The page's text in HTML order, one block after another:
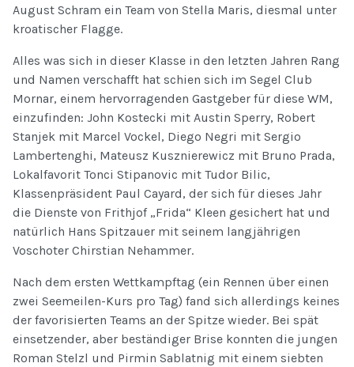
August Schram ein Team von Stella Maris, diesmal unter
kroatischer Flagge.
Alles was sich in dieser Klasse in den letzten Jahren Rang
und Namen verschafft hat schien sich im Segel Club
Mornar, einem hervorragenden Gastgeber für diese WM,
einzufinden: John Kostecki mit Austin Sperry, Robert
Stanjek mit Marcel Vockel, Diego Negri mit Sergio
Lambertenghi, Mateusz Kusznierewicz mit Bruno Prada,
Lokalfavorit Tonci Stipanovic mit Tudor Bilic,
Klassenpräsident Paul Cayard, der sich für dieses Jahr
die Dienste von Frithjof „Frida“ Kleen gesichert hat und
natürlich Hans Spitzauer mit seinem langjährigen
Voschoter Chirstian Nehammer.
Nach dem ersten Wettkampftag (ein Rennen über einen
zwei Seemeilen-Kurs pro Tag) fand sich allerdings keines
der favorisierten Teams an der Spitze wieder. Bei spät
einsetzender, aber beständiger Brise konnten die jungen
Roman Stelzl und Pirmin Sablatnig mit einem siebten